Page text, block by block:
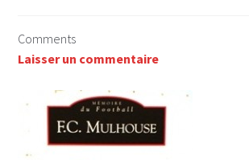
Conditions Générales de Vente
Edito
Mentions Légales
Comments
Laisser un commentaire